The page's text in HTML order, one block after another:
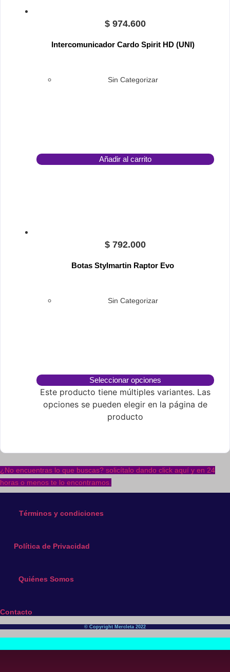
$ 974.600
Intercomunicador Cardo Spirit HD (UNI)
Sin Categorizar
Añadir al carrito
$ 792.000
Botas Stylmartin Raptor Evo
Sin Categorizar
Seleccionar opciones
Este producto tiene múltiples variantes. Las
opciones se pueden elegir en la página de
producto
¿No encuentras lo que buscas? solicítalo dando click aquí y en 24
horas o menos te lo encontramos.
Términos y condiciones
Política de Privacidad
Quiénes Somos
Contacto
© Copyright Mercleta 2022